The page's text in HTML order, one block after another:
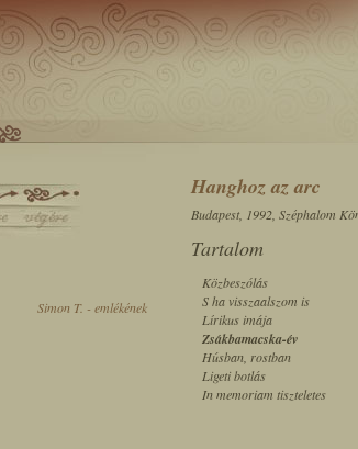
Simon T. - emlékének
Hanghoz az arc
Budapest, 1992, Széphalom
Tartalom
Közbeszólás
S ha visszaalszom is
Lírikus imája
Zsákbamacska-év
Húsban, rostban
Ligeti botlás
In memoriam tiszteletes